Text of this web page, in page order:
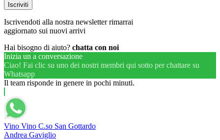
Iscrivendoti alla nostra newsletter rimarrai
aggiornato sui nuovi arrivi
Hai bisogno di aiuto? chatta con noi
Inizia un a conversazione
Ciao! Fai clic su uno dei nostri membri qui sotto per chattare su
Whatsapp
Il team risponde in genere in pochi minuti.
Vino Vino C.so San Gottardo
Andrea Gaviglio